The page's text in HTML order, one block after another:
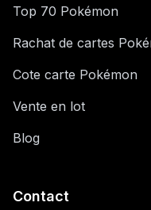
Top 70 Pokémon
Rachat de cartes
Cote carte Pokémon
Vente en lot
Blog
Contact